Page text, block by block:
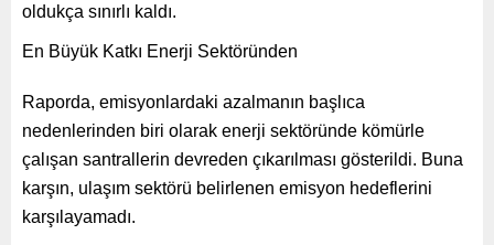
oldukça sınırlı kaldı.
En Büyük Katkı Enerji Sektöründen
Raporda, emisyonlardaki azalmanın başlıca
nedenlerinden biri olarak enerji sektöründe kömürle
çalışan santrallerin devreden çıkarılması gösterildi. Buna
karşın, ulaşım sektörü belirlenen emisyon hedeflerini
karşılayamadı.